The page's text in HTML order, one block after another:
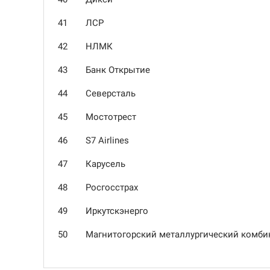
41 ЛСР
42 НЛМК
43 Банк Открытие
44 Северсталь
45 Мостотрест
46 S7 Airlines
47 Карусель
48 Росгосстрах
49 Иркутскэнерго
50 Магнитогорский металлургический